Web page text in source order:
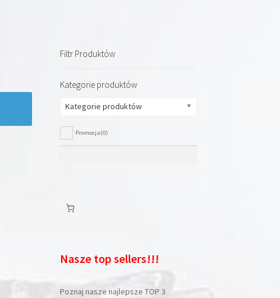
Filtr Produktów
Kategorie produktów
Kategorie produktów
Promocja(0)
Nasze top sellers!!!
Poznaj nasze najlepsze TOP 3